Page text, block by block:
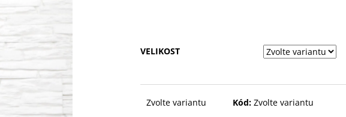
VELIKOST
Zvolte variantu Kód: Zvolte variantu
BÍLÉ KRAJKOVÉ PLÁTĚNKY SJ2637-2WH
BÍLÉ KRAJKOVÉ TENISKY 11201-8WH